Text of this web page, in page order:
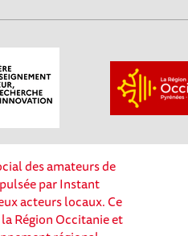
des amateurs de
par Instant
acteurs locaux. Ce
Région Occitanie et